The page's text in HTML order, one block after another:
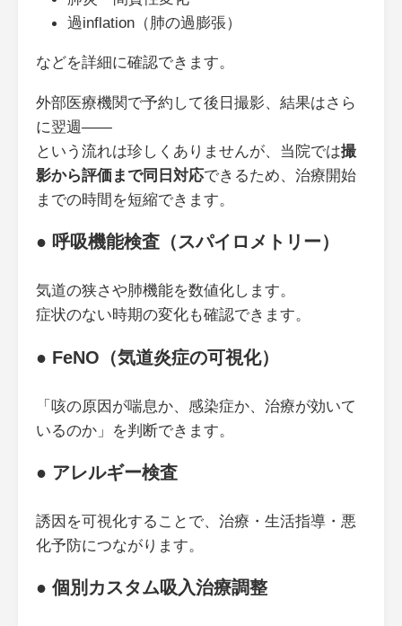
過inflation（肺の過膨張）
などを詳細に確認できます。
外部医療機関で予約して後日撮影、結果はさら
に翌週――
という流れは珍しくありませんが、当院では撮
影から評価まで同日対応できるため、治療開始
までの時間を短縮できます。
● 呼吸機能検査（スパイロメトリー）
気道の狭さや肺機能を数値化します。
症状のない時期の変化も確認できます。
● FeNO（気道炎症の可視化）
「咳の原因が喘息か、感染症か、治療が効いて
いるのか」を判断できます。
● アレルギー検査
誘因を可視化することで、治療・生活指導・悪
化予防につながります。
● 個別カスタム吸入治療調整